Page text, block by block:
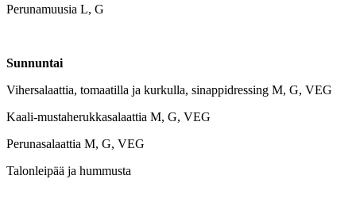
Perunamuusia L, G
Sunnuntai
Vihersalaattia, tomaatilla ja kurkulla, sinappidressing M, G, VEG
Kaali-mustaherukkasalaattia M, G, VEG
Perunasalaattia M, G, VEG
Talonleipää ja hummusta